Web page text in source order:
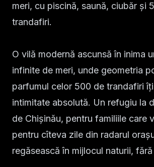
meri, cu piscină, saună, ciubăr și
trandafiri.
O vilă modernă ascunsă în inima
infinite de meri, unde geometria
parfumul celor 500 de trandafiri
intimitate absolută. Un refugiu la
de Chișinău, pentru familiile care
pentru cîteva zile din radarul
regăsească în mijlocul naturii,